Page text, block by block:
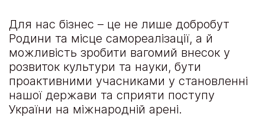
Для нас бізнес – це не лише добробут
Родини та місце самореалізації, а й
можливість зробити вагомий внесок у
розвиток культури та науки, бути
проактивними учасниками у становленні
нашої держави та сприяти поступу
України на міжнародній арені.